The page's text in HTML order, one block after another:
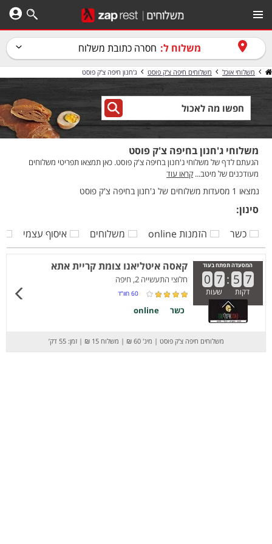
משלוח ל: חסרה כתובת משלוח
משלוחי אוכל משלוחים חיפה צ'ק פוסט ג'חנון חיפה צ'ק פוסט
משלוחי ג'חנון בחיפה צ'ק פוסט
הגעתם לדף של משלוחי ג'חנון בחיפה צ'ק פוסט. כאן תמצאו תפריטי משלוחים
מעודכנים של מיטב... קראו עוד
נמצאו 1 מסעדות משלוחים של ג'חנון בחיפה צ'ק פוסט
סינון:
כשר
הזמנות online משלוחים איסוף עצמי
המסעדה תפתח בעוד
0 7 : 5 7
דקות שעות
קאסה איטליאנו צומת קריית אתא
חלוצי התעשייה 2, חיפה
60 חוו”ד
כשר online
משלוחים חיפה צ'ק פוסט | מינ' 60 ₪ | משלוח 15 ₪ | זמן: 55 דק’